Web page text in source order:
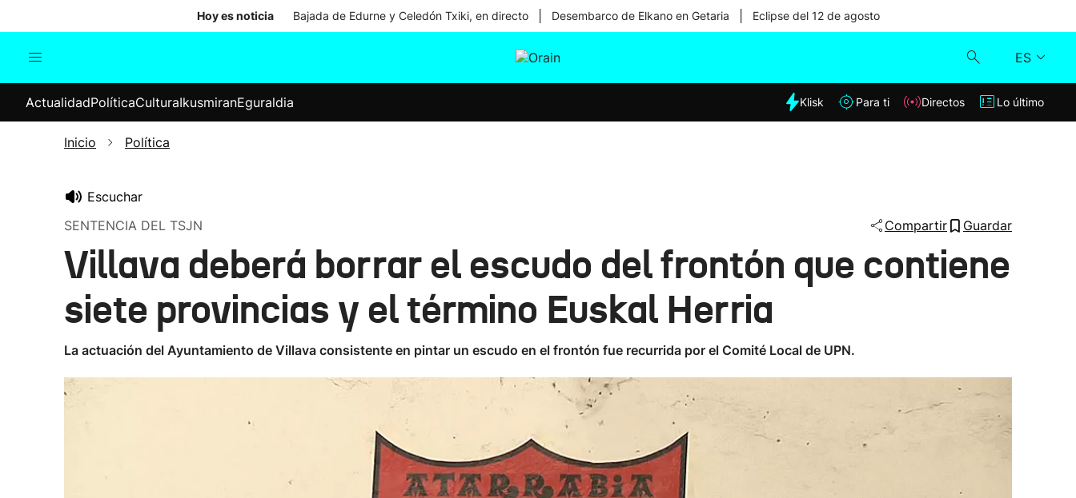
Hoy es noticia Bajada de Edurne y Celedón Txiki, en directo Desembarco de Elkano en Getaria Eclipse del 12 de agosto
ES
Internacional
Elecciones
Klisk
Lo último
ActualidadPolíticaCulturaIkusmiranEguraldia Klisk Para ti Directos Lo último
Inicio Política
Escuchar
SENTENCIA DEL TSJN
Compartir Guardar
Villava deberá borrar el escudo del frontón que contiene
siete provincias y el término Euskal Herria
La actuación del Ayuntamiento de Villava consistente en pintar un escudo en el frontón fue recurrida por el Comité Local de UPN.